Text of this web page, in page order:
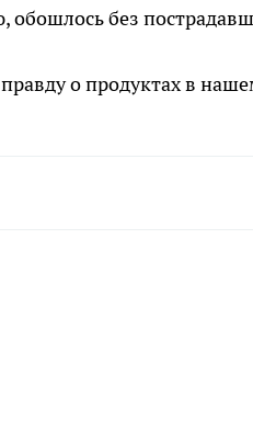
обошлось без
о продуктах в